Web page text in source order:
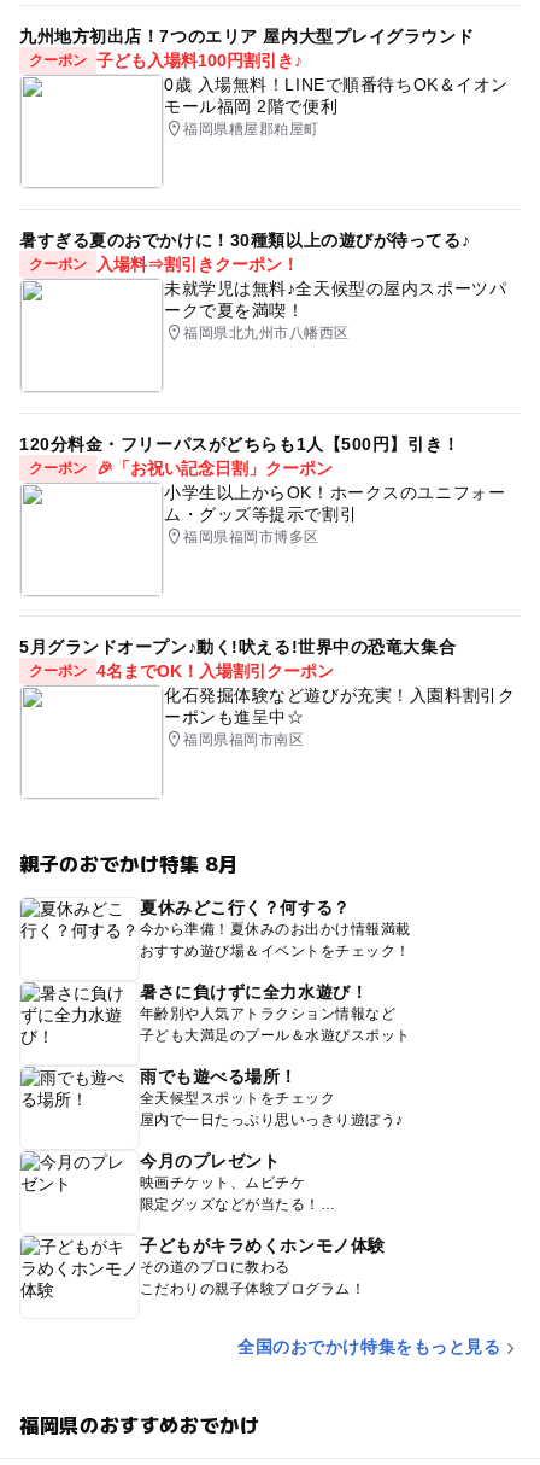
九州地方初出店！7つのエリア 屋内大型プレイグラウンド
クーポン 子ども入場料100円割引き♪
0歳 入場無料！LINEで順番待ちOK＆イオン
モール福岡 2階で便利
福岡県糟屋郡粕屋町
暑すぎる夏のおでかけに！30種類以上の遊びが待ってる♪
クーポン
入場料⇒割引きクーポン！
未就学児は無料♪全天候型の屋内スポーツパ
ークで夏を満喫！
福岡県北九州市八幡西区
120分料金・フリーパスがどちらも1人【500円】引き！
クーポン
🎉「お祝い記念日割」クーポン
小学生以上からOK！ホークスのユニフォー
ム・グッズ等提示で割引
福岡県福岡市博多区
5月グランドオープン♪動く!吠える!世界中の恐竜大集合
クーポン 4名までOK！入場割引クーポン
化石発掘体験など遊びが充実！入園料割引ク
ーポンも進呈中☆
福岡県福岡市南区
親子のおでかけ特集 8月
夏休みどこ行く？何する？
今から準備！夏休みのお出かけ情報満載
おすすめ遊び場＆イベントをチェック！
暑さに負けずに全力水遊び！
年齢別や人気アトラクション情報など
子ども大満足のプール＆水遊びスポット
雨でも遊べる場所！
全天候型スポットをチェック
屋内で一日たっぷり思いっきり遊ぼう♪
今月のプレゼント
映画チケット、ムビチケ
限定グッズなどが当たる！
子どもがキラめくホンモノ体験
その道のプロに教わる
こだわりの親子体験プログラム！
全国のおでかけ特集をもっと見る
福岡県のおすすめおでかけ